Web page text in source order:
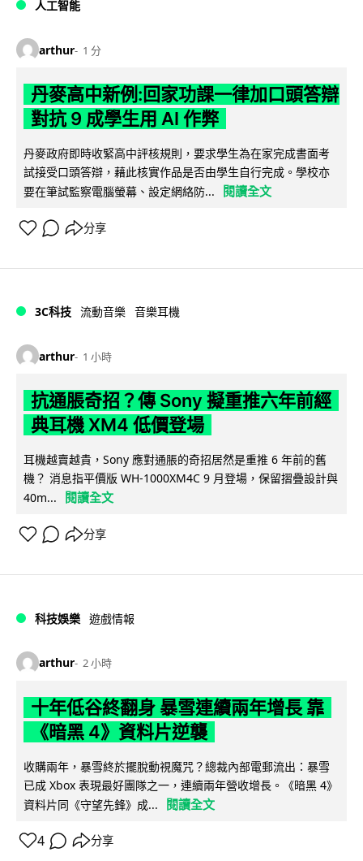
人工智能
arthur 1 分
丹麥高中新例:回家功課一律加口頭答辯
對抗 9 成學生用 AI 作弊
丹麥政府即時收緊高中評核規則，要求學生為在家完成書面考
試接受口頭答辯，藉此核實作品是否由學生自行完成。學校亦
要在筆試監察電腦螢幕、設定網絡防...
閱讀全文
分享
3C科技 流動音樂 音樂耳機
arthur 1 小時
抗通脹奇招？傳 Sony 擬重推六年前經
典耳機 XM4 低價登場
耳機越賣越貴，Sony 應對通脹的奇招居然是重推 6 年前的舊
機？ 消息指平價版 WH-1000XM4C 9 月登場，保留摺疊設計與
40m...
閱讀全文
分享
科技娛樂 遊戲情報
arthur 2 小時
十年低谷終翻身 暴雪連續兩年增長 靠
《暗黑 4》資料片逆襲
收購兩年，暴雪終於擺脫動視魔咒？總裁內部電郵流出：暴雪
已成 Xbox 表現最好團隊之一，連續兩年營收增長。《暗黑 4》
資料片同《守望先鋒》成...
閱讀全文
4 分享